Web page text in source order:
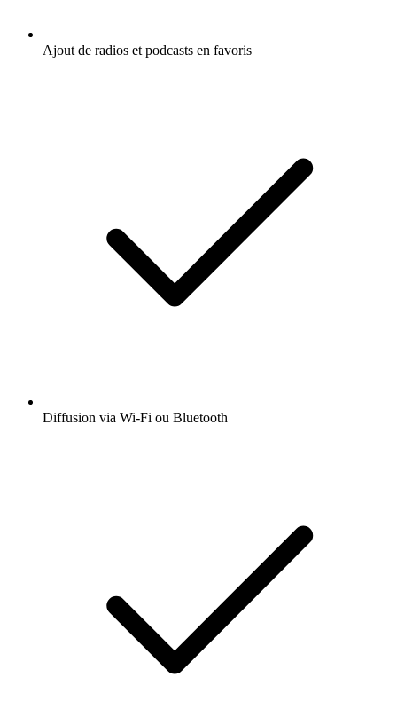
Ajout de radios et podcasts en favoris
Diffusion via Wi-Fi ou Bluetooth